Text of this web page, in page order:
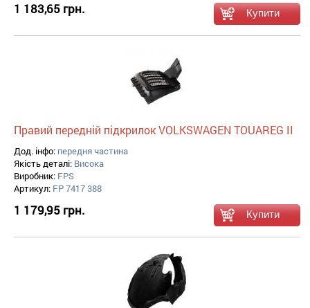
1 183,65 грн.
Правий передній підкрилок VOLKSWAGEN TOUAREG II
Дод. інфо: передня частина
Якість деталі: Висока
Виробник: FPS
Артикул: FP 7417 388
1 179,95 грн.